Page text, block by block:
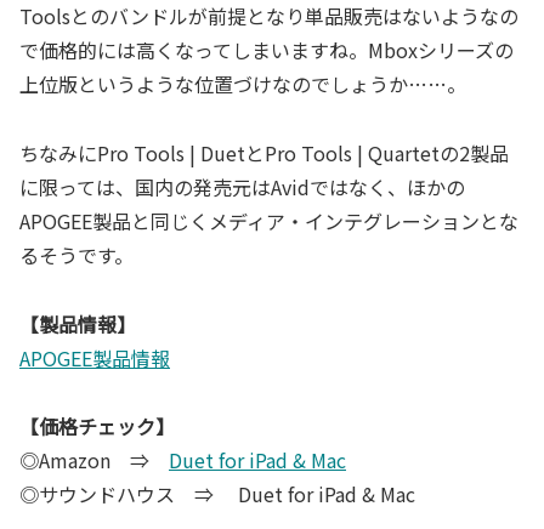
Toolsとのバンドルが前提となり単品販売はないようなの
で価格的には高くなってしまいますね。Mboxシリーズの
上位版というような位置づけなのでしょうか……。
ちなみにPro Tools | DuetとPro Tools | Quartetの2製品
に限っては、国内の発売元はAvidではなく、ほかの
APOGEE製品と同じくメディア・インテグレーションとな
るそうです。
【製品情報】
APOGEE製品情報
【価格チェック】
◎Amazon ⇒ Duet for iPad & Mac
◎サウンドハウス ⇒ Duet for iPad & Mac